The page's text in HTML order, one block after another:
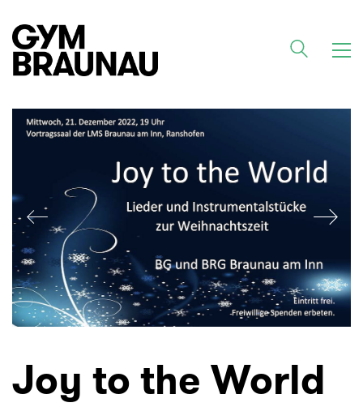
Joy to the World